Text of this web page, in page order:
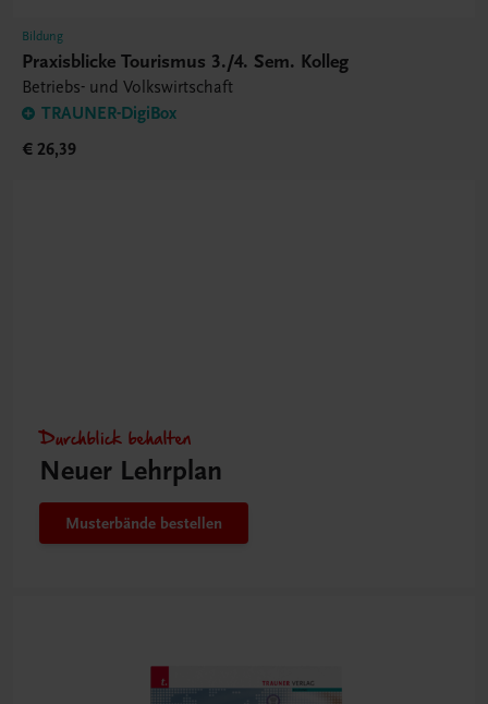
Bildung
Praxisblicke Tourismus 3./4. Sem. Kolleg
Betriebs- und Volkswirtschaft
TRAUNER-DigiBox
€ 26,39
Durchblick behalten
Neuer Lehrplan
Musterbände bestellen